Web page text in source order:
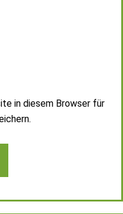
in diesem Browser für